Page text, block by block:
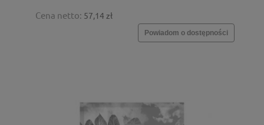
Cena netto: 57,14 zł
Powiadom o dostępności